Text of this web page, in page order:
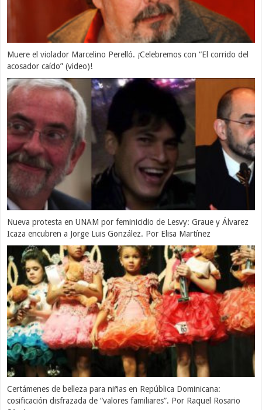
Muere el violador Marcelino Perelló. ¡Celebremos con “El corrido del
acosador caído” (video)!
Nueva protesta en UNAM por feminicidio de Lesvy: Graue y Álvarez
Icaza encubren a Jorge Luis González. Por Elisa Martínez
Certámenes de belleza para niñas en República Dominicana:
cosificación disfrazada de “valores familiares”. Por Raquel Rosario